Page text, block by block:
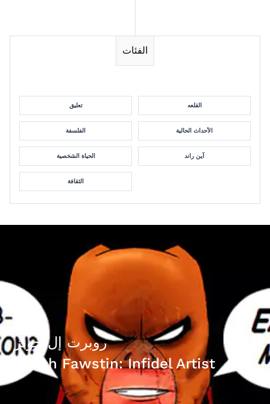
الفئات
تعليق القلعه
الفلسفة الأحداث الحالية
الحياة الشخصية آين راند
الثقافة
روبرت إل جونز
Bosch Fawstin: Infidel Artist